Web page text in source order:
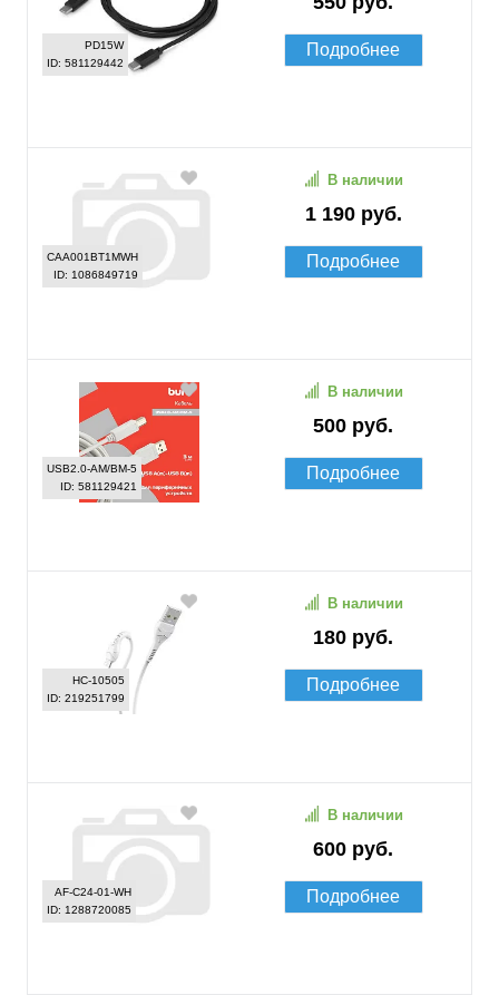
PD15W
ID: 581129442
Подробнее
CAA001BT1MWH
ID: 1086849719
1 190 руб.
В наличии
Подробнее
USB2.0-AM/BM-5
ID: 581129421
500 руб.
В наличии
Подробнее
HC-10505
ID: 219251799
180 руб.
В наличии
Подробнее
AF-C24-01-WH
ID: 1288720085
600 руб.
В наличии
Подробнее